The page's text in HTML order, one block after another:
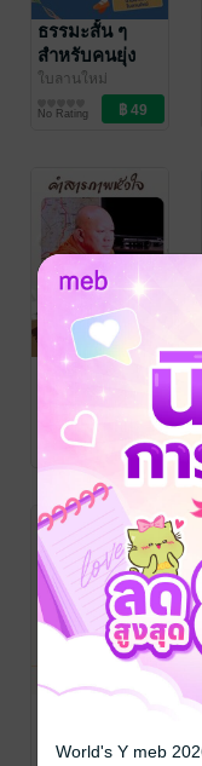
ธรรมะสั้น ๆ
สำหรับคนยุ่ง
ใบลานใหม่
พัฒนาตนเอง
No Rating
คำสารภาพ
ใบลานใหม่
พัฒนาตนเอง
No Rating
ใบลานใหม่
World's Y meb